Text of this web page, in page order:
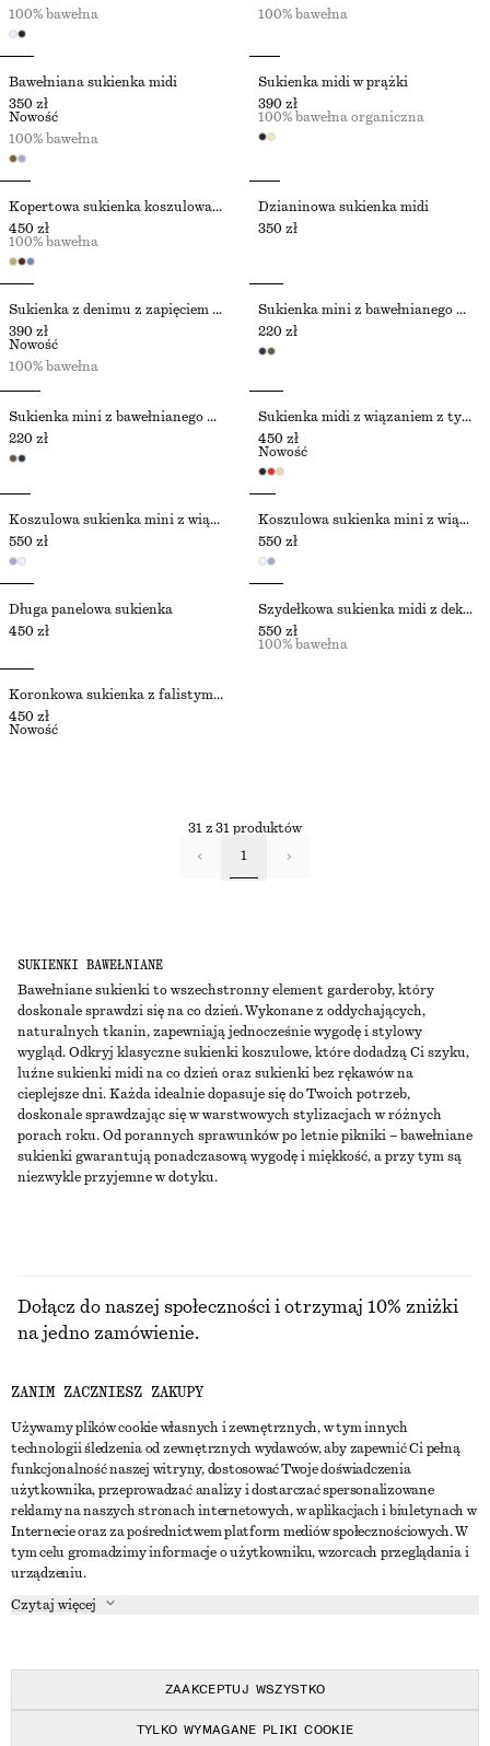
SUKIENKI BAWEŁNIANE
Bawełniane sukienki to wszechstronny element garderoby, który
doskonale sprawdzi się na co dzień. Wykonane z oddychających,
naturalnych tkanin, zapewniają jednocześnie wygodę i stylowy
wygląd. Odkryj klasyczne sukienki koszulowe, które dodadzą Ci szyku,
luźne sukienki midi na co dzień oraz sukienki bez rękawów na
cieplejsze dni. Każda idealnie dopasuje się do Twoich potrzeb,
doskonale sprawdzając się w warstwowych stylizacjach w różnych
porach roku. Od porannych sprawunków po letnie pikniki – bawełniane
sukienki gwarantują ponadczasową wygodę i miękkość, a przy tym są
niezwykle przyjemne w dotyku.
100% bawełna
100% bawełna
Bawełniana sukienka midi
350 zł
Nowość
100% bawełna
Sukienka midi w prążki
390 zł
100% bawełna organiczna
Kopertowa sukienka koszulowa mini
450 zł
100% bawełna
Dzianinowa sukienka midi
350 zł
Sukienka z denimu z zapięciem na guziki z przodu
390 zł
Nowość
100% bawełna
Sukienka mini z bawełnianego dżerseju
220 zł
Sukienka mini z bawełnianego dżerseju
220 zł
Sukienka midi z wiązaniem z tyłu
450 zł
Nowość
Koszulowa sukienka mini z wiązaniem
550 zł
Koszulowa sukienka mini z wiązaniem
550 zł
Długa panelowa sukienka
450 zł
Szydełkowa sukienka midi z dekoltem w szpic
550 zł
100% bawełna
Koronkowa sukienka z falistymi brzegami
450 zł
Nowość
31 z 31 produktów
1
SKONTAKTUJ SIĘ Z NAMI
Skontaktuj się z nami
Wyszukiwarka sklepów
Partnerzy
Instagram
OBSŁUGA KLIENTA
Płatności
Karta podarunkowa
O NAS
W trakcie tworzenia
Dołącz do naszej społeczności i otrzymaj 10% zniżki
na jedno zamówienie.
CREATE ACCOUNT
ZANIM ZACZNIESZ ZAKUPY
Używamy plików cookie własnych i zewnętrznych, w tym innych
technologii śledzenia od zewnętrznych wydawców, aby zapewnić Ci pełną
funkcjonalność naszej witryny, dostosować Twoje doświadczenia
użytkownika, przeprowadzać analizy i dostarczać spersonalizowane
reklamy na naszych stronach internetowych, w aplikacjach i biuletynach w
Internecie oraz za pośrednictwem platform mediów społecznościowych. W
tym celu gromadzimy informacje o użytkowniku, wzorcach przeglądania i
urządzeniu.
Czytaj więcej
ZAAKCEPTUJ WSZYSTKO
TYLKO WYMAGANE PLIKI COOKIE